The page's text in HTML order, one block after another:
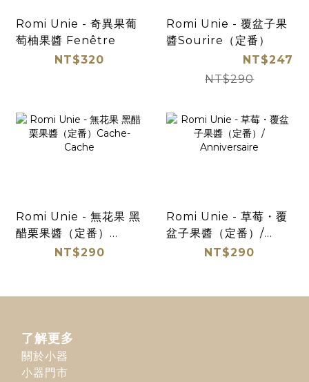
Romi Unie - 奇異果葡
萄柚果醬 Fenêtre
NT$320
Romi Unie - 覆盆子果
醬Sourire（定番）
NT$247
NT$290
Romi Unie - 無花果 黑
醋栗果醬（定番）
Cache-Cache
NT$290
Romi Unie - 草莓・覆
盆子果醬（定番）/
Anniversaire
NT$290
了解更多
關於小器
小器門市